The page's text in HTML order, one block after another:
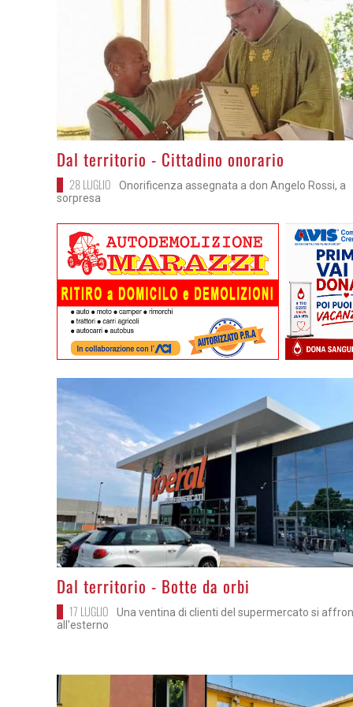
>
Dal territorio - Cittadino onorario
28 LUGLIO
Onorificenza assegnata a don Angelo Rossi, a
sorpresa
>
Dal territorio - Botte da orbi
17 LUGLIO
Una ventina di clienti del supermercato si
all'esterno